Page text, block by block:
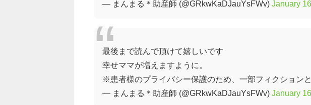
— まんまる＊助産師 (@GRkwKaDJauYsFWv) January
最後まで読んで頂けて嬉しいです
幸せママが増えますように。
※患者様のプライバシー保護のため、一部フィクション
— まんまる＊助産師 (@GRkwKaDJauYsFWv) January